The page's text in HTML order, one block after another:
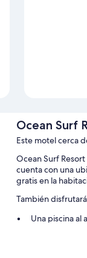
Ocean Surf
Este motel cerca
Ocean Surf
cuenta con una
gratis en la
También
Una piscina al